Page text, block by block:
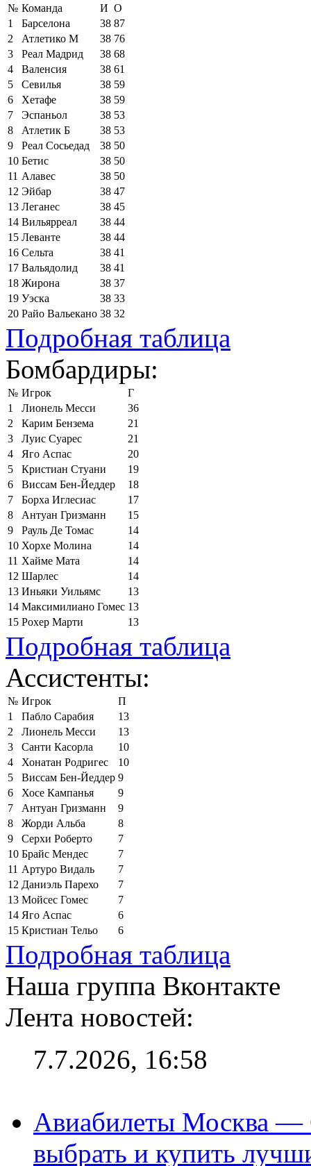
№ Команда И О
1
Барселона 38 87
2
Атлетико М 38 76
3
Реал Мадрид 38 68
4
Валенсия 38 61
5
Севилья 38 59
6
Хетафе 38 59
7
Эспаньол 38 53
8
Атлетик Б 38 53
9
Реал Сосьедад 38 50
10 Бетис 38 50
11 Алавес 38 50
12 Эйбар 38 47
13 Леганес 38 45
14 Вильярреал 38 44
15 Леванте 38 44
16 Сельта 38 41
17 Вальядолид 38 41
18 Жирона 38 37
19 Уэска 38 33
20 Райо Вальекано 38 32
Подробная таблица
Бомбардиры:
№ Игрок
Г
1
Лионель Месси
36
2
Карим Бензема
21
3
Луис Суарес
21
4
Яго Аспас
20
5
Кристиан Стуани
19
6
Виссам Бен-Йеддер
18
7
Борха Иглесиас
17
8
Антуан Гризманн
15
9
Рауль Де Томас
14
10 Хорхе Молина
14
11 Хайме Мата
14
12 Шарлес
14
13 Иньяки Уильямс
13
14 Максимилиано Гомес 13
15 Рохер Марти 13
Подробная таблица
Ассистенты:
№ Игрок
П
1
Пабло Сарабия
13
2
Лионель Месси
13
3
Санти Касорла
10
4
Хонатан Родригес
10
5
Виссам Бен-Йеддер 9
6
Хосе Кампанья
9
7
Антуан Гризманн
9
8
Жорди Альба
8
9
Серхи Роберто
7
10 Брайс Мендес
7
11 Артуро Видаль
7
12 Даниэль Парехо
7
13 Мойсес Гомес
7
14 Яго Аспас
6
15 Кристиан Тельо 6
Подробная таблица
Наша группа Вконтакте
Лента новостей:
7.7.2026, 16:58
Авиабилеты Москва —
выбрать и купить